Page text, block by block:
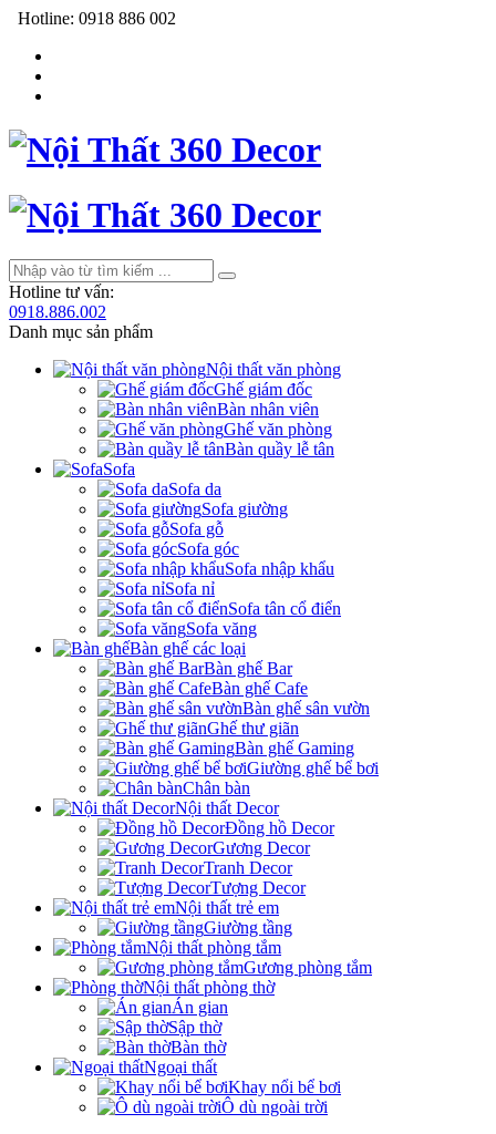
Hotline: 0918 886 002
Hotline tư vấn:
0918.886.002
Danh mục sản phẩm
Nội thất văn phòng
Ghế giám đốc
Bàn nhân viên
Ghế văn phòng
Bàn quầy lễ tân
Sofa
Sofa da
Sofa giường
Sofa gỗ
Sofa góc
Sofa nhập khẩu
Sofa nỉ
Sofa tân cổ điển
Sofa văng
Bàn ghế các loại
Bàn ghế Bar
Bàn ghế Cafe
Bàn ghế sân vườn
Ghế thư giãn
Bàn ghế Gaming
Giường ghế bể bơi
Chân bàn
Nội thất Decor
Đồng hồ Decor
Gương Decor
Tranh Decor
Tượng Decor
Nội thất trẻ em
Giường tầng
Nội thất phòng tắm
Gương phòng tắm
Nội thất phòng thờ
Án gian
Sập thờ
Bàn thờ
Ngoại thất
Khay nổi bể bơi
Ô dù ngoài trời